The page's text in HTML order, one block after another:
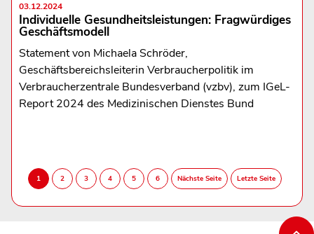
03.12.2024
Individuelle Gesundheitsleistungen: Fragwürdiges
Geschäftsmodell
Statement von Michaela Schröder,
Geschäftsbereichsleiterin Verbraucherpolitik im
Verbraucherzentrale Bundesverband (vzbv), zum IGeL-
Report 2024 des Medizinischen Dienstes Bund